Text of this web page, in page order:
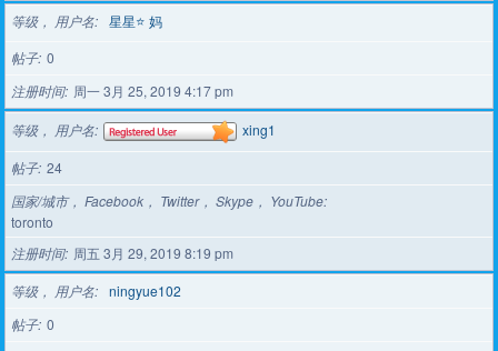
等级， 用户名
星星⭐️ 妈
帖子 0
注册时间 周一 3月 25, 2019 4:17 pm
等级， 用户名
xing1
帖子 24
国家/城市， Facebook， Twitter， Skype， YouTube
toronto
注册时间 周五 3月 29, 2019 8:19 pm
等级， 用户名
ningyue102
帖子 0